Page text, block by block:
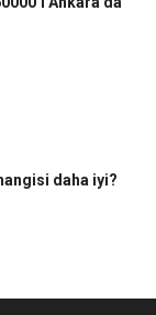
daha iyi?